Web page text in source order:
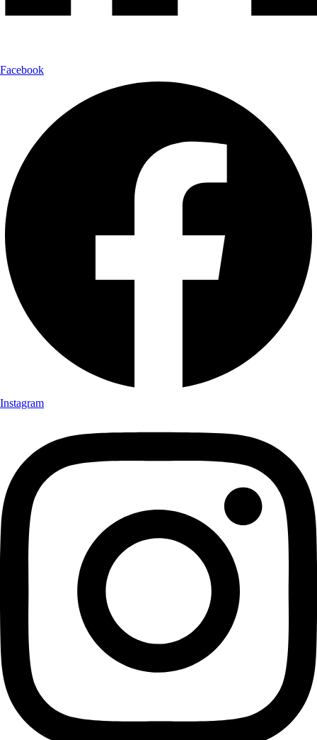
Facebook
Instagram